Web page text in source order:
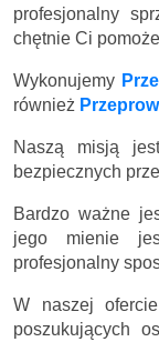
profesjonalny
chętnie Ci
Wykonujemy
również
Naszą misją
bezpiecznych
Bardzo ważne
jego mienie
profesjonalny
W naszej
poszukujących